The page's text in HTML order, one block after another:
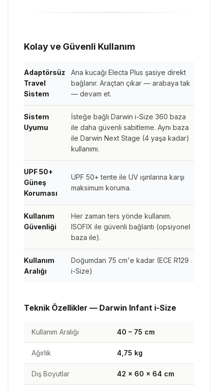
Kolay ve Güvenli Kullanım
Adaptörsüz
Travel
Sistem
Ana kucağı Electa Plus şasiye direkt
bağlanır. Araçtan çıkar — arabaya tak
— devam et.
Sistem
Uyumu
İsteğe bağlı Darwin i-Size 360 baza
ile daha güvenli sabitleme. Aynı baza
ile Darwin Next Stage (4 yaşa kadar)
kullanımı.
UPF 50+
Güneş
Koruması
UPF 50+ tente ile UV ışınlarına karşı
maksimum koruma.
Kullanım
Güvenliği
Her zaman ters yönde kullanım.
ISOFIX ile güvenli bağlantı (opsiyonel
baza ile).
Kullanım
Aralığı
Doğumdan 75 cm'e kadar (ECE R129
i-Size)
Teknik Özellikler — Darwin Infant i-Size
Kullanım Aralığı 40 – 75 cm
Ağırlık 4,75 kg
Dış Boyutlar 42 × 60 × 64 cm